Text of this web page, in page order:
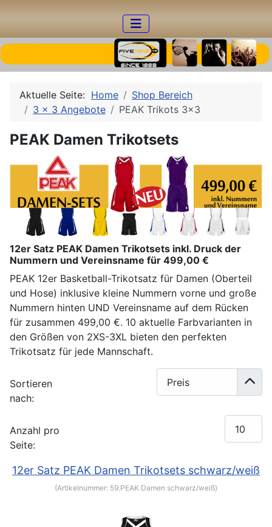
Aktuelle Seite: Home
Shop Bereich
3 x 3 Angebote
PEAK Trikots 3x3
PEAK Damen Trikotsets
12er Satz PEAK Damen Trikotsets inkl. Druck der
Nummern und Vereinsname für 499,00 €
PEAK 12er Basketball-Trikotsatz für Damen (Oberteil
und Hose) inklusive kleine Nummern vorne und große
Nummern hinten UND Vereinsname auf dem Rücken
für zusammen 499,00 €. 10 aktuelle Farbvarianten in
den Größen von 2XS-3XL bieten den perfekten
Trikotsatz für jede Mannschaft.
Sortieren
nach:
Anzahl pro
Seite:
12er Satz PEAK Damen Trikotsets schwarz/weiß
(Artikelnummer: 59.PEAK Damen schwarz/weiß)